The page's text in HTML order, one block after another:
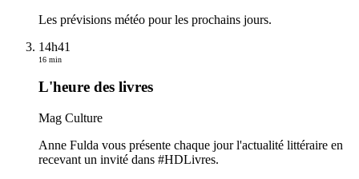
Les prévisions météo pour les prochains jours.
14h41
16 min
L'heure des livres
Mag Culture
Anne Fulda vous présente chaque jour l'actualité littéraire en
recevant un invité dans #HDLivres.